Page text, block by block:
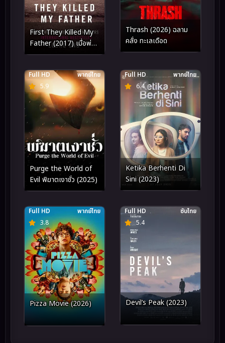
First They Killed My
Father (2017) เมื่อพ่อ
ของฉันถูกฆ่า
Thrash (2026) ฉลาม
คลั่ง ทะเลเดือด
5.9
Full HD พากย์ไทย
Purge the World of
Evil พิฆาตเงาชั่ว (2025)
6.4
Full HD พากย์ไทย
Ketika Berhenti Di
Sini (2023)
3.8
Full HD พากย์ไทย
Pizza Movie (2026)
5.4
Full HD ซับไทย
Devil’s Peak (2023)